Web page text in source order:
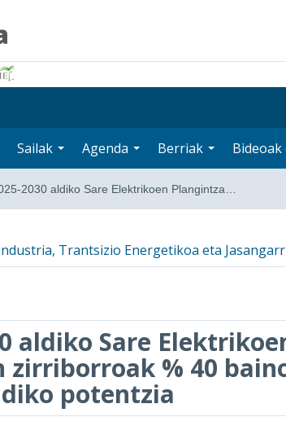
Sailak Agenda Berriak
2030 aldiko Sare Elektrikoen Plangintza…
Trantsizio Energetikoa eta
aldiko Sare
zirriborroak % 40
potentzia